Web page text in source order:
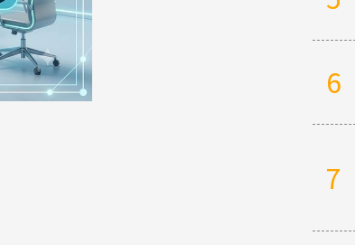
6
7